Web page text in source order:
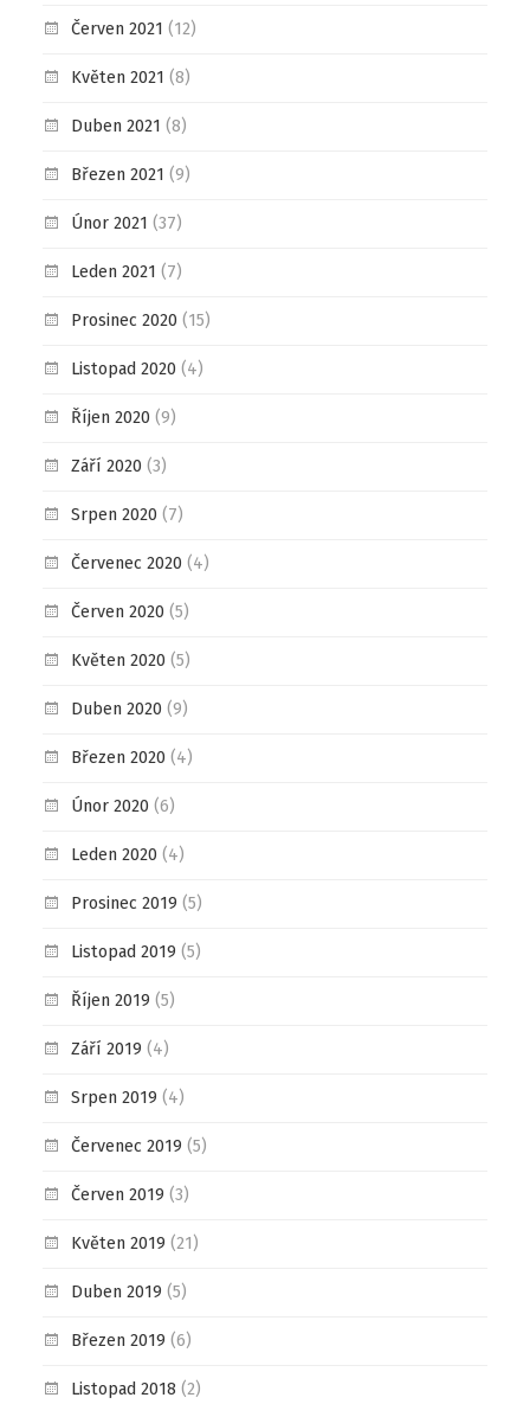
Červen 2021 (12)
Květen 2021 (8)
Duben 2021 (8)
Březen 2021 (9)
Únor 2021 (37)
Leden 2021 (7)
Prosinec 2020 (15)
Listopad 2020 (4)
Říjen 2020 (9)
Září 2020 (3)
Srpen 2020 (7)
Červenec 2020 (4)
Červen 2020 (5)
Květen 2020 (5)
Duben 2020 (9)
Březen 2020 (4)
Únor 2020 (6)
Leden 2020 (4)
Prosinec 2019 (5)
Listopad 2019 (5)
Říjen 2019 (5)
Září 2019 (4)
Srpen 2019 (4)
Červenec 2019 (5)
Červen 2019 (3)
Květen 2019 (21)
Duben 2019 (5)
Březen 2019 (6)
Listopad 2018 (2)